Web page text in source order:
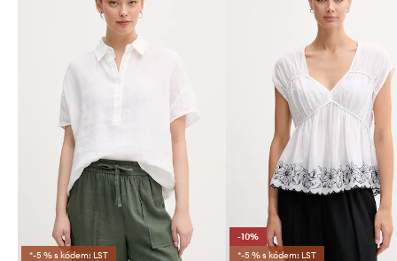
*-5 % s kódem: LST
-10%
*-5 % s kódem: LST